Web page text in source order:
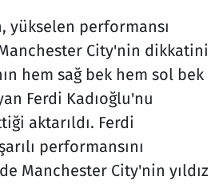
performansı
City'nin dikkatini
hem sağ bek hem sol bek
Ferdi Kadıoğlu'nu
aktarıldı. Ferdi
performansını
Manchester City'nin yıldız